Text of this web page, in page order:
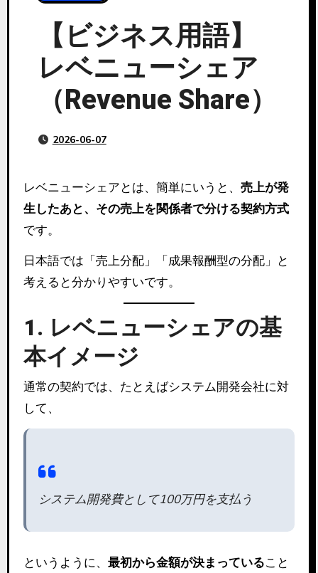
【ビジネス用語】
レベニューシェア
（Revenue Share）
2026-06-07
レベニューシェアとは、簡単にいうと、 売上が発
生したあと、その売上を関係者で分ける契約方式
です。
日本語では「売上分配」「成果報酬型の分配」と
考えると分かりやすいです。
1. レベニューシェアの基
本イメージ
通常の契約では、たとえばシステム開発会社に対
して、
システム開発費として100万円を支払う
というように、 最初から金額が決まっていること